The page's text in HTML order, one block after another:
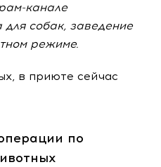
канале
собак, заведение
режиме.
в приюте сейчас
по